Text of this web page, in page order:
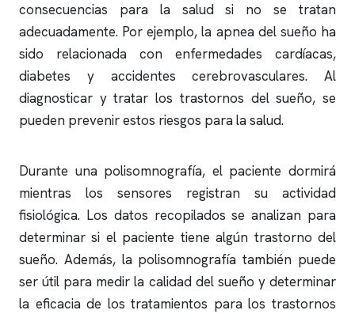
consecuencias para la salud si no se tratan
adecuadamente. Por ejemplo, la apnea del sueño ha
sido relacionada con enfermedades cardíacas,
diabetes y accidentes cerebrovasculares. Al
diagnosticar y tratar los trastornos del sueño, se
pueden prevenir estos riesgos para la salud.
Durante una polisomnografía, el paciente dormirá
mientras los sensores registran su actividad
fisiológica. Los datos recopilados se analizan para
determinar si el paciente tiene algún trastorno del
sueño. Además, la polisomnografía también puede
ser útil para medir la calidad del sueño y determinar
la eficacia de los tratamientos para los trastornos